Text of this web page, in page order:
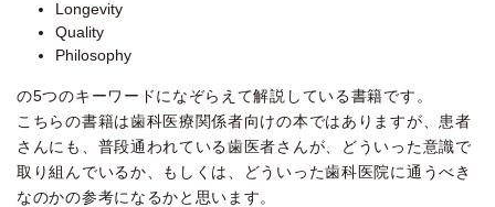
Longevity
Quality
Philosophy
の5つのキーワードになぞらえて解説している書籍です。
こちらの書籍は歯科医療関係者向けの本ではありますが、患者
さんにも、普段通われている歯医者さんが、どういった意識で
取り組んでいるか、もしくは、どういった歯科医院に通うべき
なのかの参考になるかと思います。